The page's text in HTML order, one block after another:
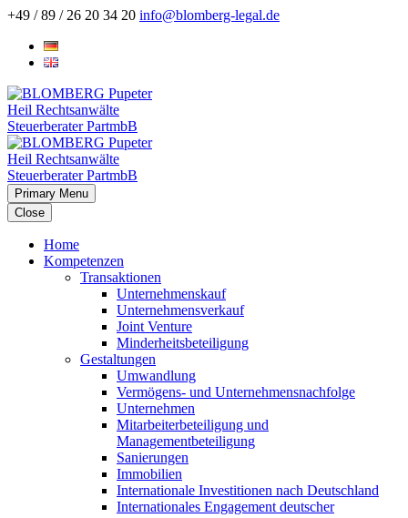
+49 / 89 / 26 20 34 20 info@blomberg-legal.de
Primary Menu
Close
Home
Kompetenzen
Transaktionen
Unternehmenskauf
Unternehmensverkauf
Joint Venture
Minderheitsbeteiligung
Gestaltungen
Umwandlung
Vermögens- und Unternehmensnachfolge
Unternehmen
Mitarbeiterbeteiligung und
Managementbeteiligung
Sanierungen
Immobilien
Internationale Investitionen nach Deutschland
Internationales Engagement deutscher